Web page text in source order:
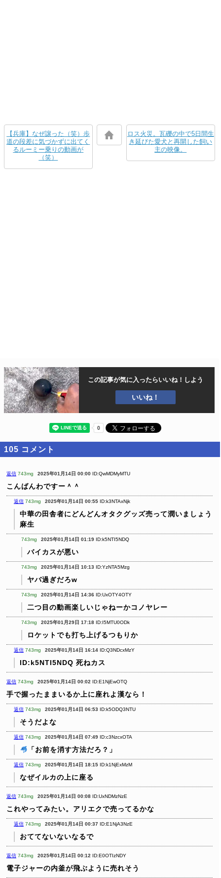
【兵庫】なぜ譲った（笑）歩
道の段差に気づかずに出てく
るルーミー乗りの動画が
（笑）
ロス火災。瓦礫の中で5日間生
き延びた愛犬と再開した飼い
主の映像。
この記事が気に入ったらいいね！しよう
いいね！
105 コメント
返信 743mg 2025年01月14日 00:00 ID:QwMDMyMTU
こんばんわですー＾＾
返信 743mg 2025年01月14日 00:55 ID:k3NTAxNjk
中華の田舎者にどんどんオタクグッズ売って潤いましょう
麻生
743mg 2025年01月14日 01:19 ID:k5NTI5NDQ
バイカスが悪い
743mg 2025年01月14日 10:13 ID:YzNTA5Mzg
ヤバ過ぎだろw
743mg 2025年01月14日 14:36 ID:UxOTY4OTY
二つ目の動画楽しいじゃねーかコノヤレー
743mg 2025年01月29日 17:18 ID:I5MTU0ODk
ロケットでも打ち上げるつもりか
返信 743mg 2025年01月14日 16:14 ID:Q3NDcxMzY
ID:k5NTI5NDQ 死ねカス
返信 743mg 2025年01月14日 00:02 ID:E1NjEwOTQ
手で握ったままいるか上に座れよ漢なら！
返信 743mg 2025年01月14日 06:53 ID:k5ODQ3NTU
そうだよな
返信 743mg 2025年01月14日 07:49 ID:c3NzcxOTA
「お前を消す方法だろ？」
返信 743mg 2025年01月14日 18:15 ID:k1NjExMzM
なぜイルカの上に座る
返信 743mg 2025年01月14日 00:08 ID:UxNDMzNzE
これやってみたい。アリエクで売ってるかな
返信 743mg 2025年01月14日 00:37 ID:E1NjA3NzE
おててないないなるで
返信 743mg 2025年01月14日 00:12 ID:E0OTIzNDY
電子ジャーの内釜が飛ぶように売れそう